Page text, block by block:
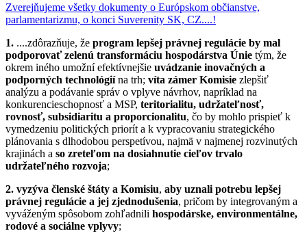
Zverejňujeme všetky dokumenty o Európskom občianstve,
parlamentarizmu, o konci Suverenity SK, CZ....!
1. ....zdôrazňuje, že program lepšej právnej regulácie by mal
podporovať zelenú transformáciu hospodárstva Únie tým, že
okrem iného umožní efektívnejšie uvádzanie inovačných a
podporných technológiína trh; víta zámer Komisie zlepšiť
analýzu a podávanie správ o vplyve návrhov, napríklad na
konkurencieschopnosť a MSP, teritorialitu, udržateľnosť,
rovnosť, subsidiaritu a proporcionalitu, čo by mohlo prispieť k
vymedzeniu politických priorít a k vypracovaniu strategického
plánovania s dlhodobou perspetívou, najmä v najmenej rozvinutých
krajinách a so zreteľom na dosiahnutie cieľov trvalo
udržateľného rozvoja;
2. vyzýva členské štáty a Komisiu, aby uznali potrebu lepšej
právnej regulácie a jej zjednodušenia, pričom by integrovaným a
vyváženým spôsobom zohľadnili hospodárske, environmentálne,
rodové a sociálne vplyvy;